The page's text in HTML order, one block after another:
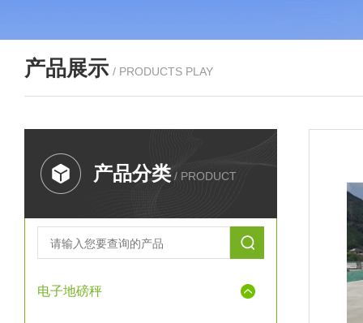
产品展示 / PRODUCTS PLAY
产品分类 / PRODUCT
电子地磅秤